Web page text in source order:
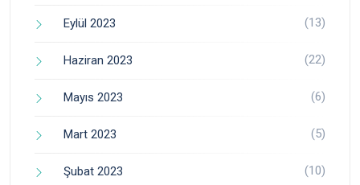
Eylül 2023 (13)
Haziran 2023 (22)
Mayıs 2023 (6)
Mart 2023 (5)
Şubat 2023 (10)